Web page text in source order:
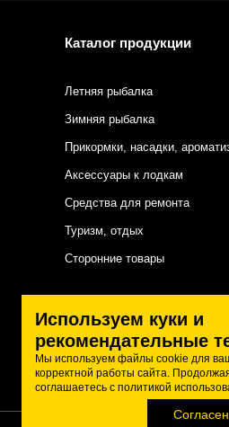
Каталог продукции
Летняя рыбалка
Зимняя рыбалка
Прикормки, насадки,
Аксессуары к лодкам
Средства для ремонта
Туризм, отдых
Сторонние товары
Используем куки и
рекомендательные
Мы используем файлы cookie для
корректной работы сайта.
соглашаетесь с политикой
Согласен